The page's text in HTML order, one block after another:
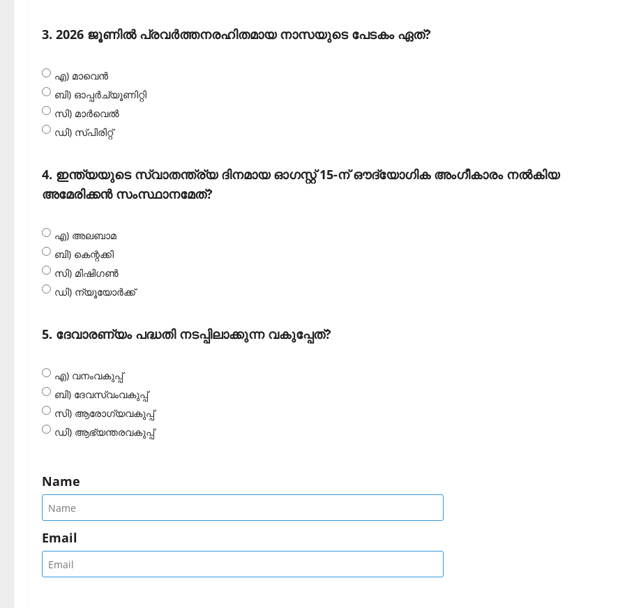
3. 2026 ജൂണില്‍ പ്രവര്‍ത്തനരഹിതമായ നാസയുടെ പേടകം ഏത്?
എ) മാവെന്‍
ബി) ഓപ്പര്‍ച്യൂണിറ്റി
സി) മാര്‍വെല്‍
ഡി) സ്പിരിറ്റ്
4. ഇന്ത്യയുടെ സ്വാതന്ത്ര്യ ദിനമായ ഓഗസ്റ്റ് 15-ന് ഔദ്യോഗിക അംഗീകാരം നല്‍കിയ
അമേരിക്കന്‍ സംസ്ഥാനമേത്?
എ) അലബാമ
ബി) കെന്റക്കി
സി) മിഷിഗണ്‍
ഡി) ന്യൂയോര്‍ക്ക്‌
5. ദേവാരണ്യം പദ്ധതി നടപ്പിലാക്കുന്ന വകുപ്പേത്?
എ) വനംവകുപ്പ്
ബി) ദേവസ്വംവകുപ്പ്
സി) ആരോഗ്യവകുപ്പ്
ഡി) ആഭ്യന്തരവകുപ്പ്‌
Name
Email